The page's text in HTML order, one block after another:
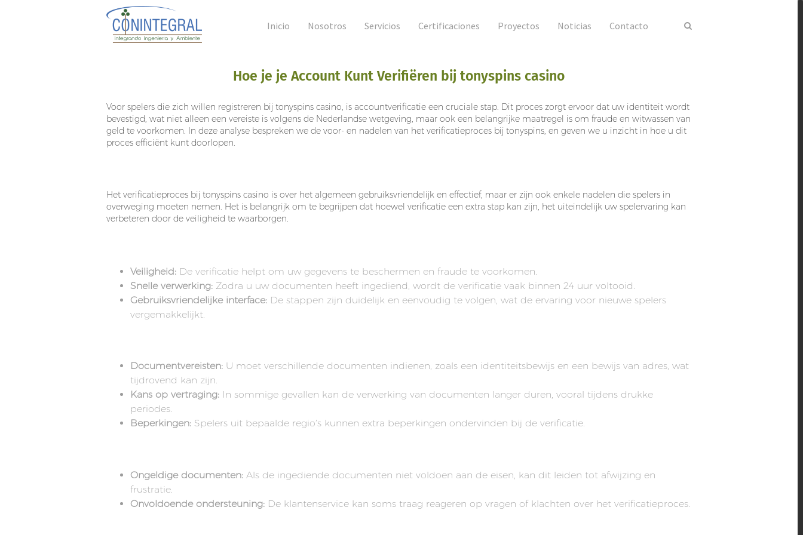
Inicio Nosotros Servicios Certificaciones Proyectos Noticias Contacto
Hoe je je Account Kunt Verifiëren bij tonyspins casino
Voor spelers die zich willen registreren bij tonyspinscasino, is accountverificatie een cruciale stap. Dit proces zorgt ervoor dat uw identiteit wordt
bevestigd, wat niet alleen een vereiste is volgens de Nederlandse wetgeving, maar ook een belangrijke maatregel is om fraude en witwassen van
geld te voorkomen. In deze analyse bespreken we de voor- en nadelen van het verificatieproces bij tonyspins, en geven we u inzicht in hoe u dit
proces efficiënt kunt doorlopen.
Het verificatieproces bij tonyspins casino is over het algemeen gebruiksvriendelijk en effectief, maar er zijn ook enkele nadelen die spelers in
overweging moeten nemen. Het is belangrijk om te begrijpen dat hoewel verificatie een extra stap kan zijn, het uiteindelijk uw spelervaring kan
verbeteren door de veiligheid te waarborgen.
Veiligheid:De verificatie helpt om uw gegevens te beschermen en fraude te voorkomen.
Snelle verwerking:Zodra u uw documenten heeft ingediend, wordt de verificatie vaak binnen 24 uur voltooid.
Gebruiksvriendelijke interface:De stappen zijn duidelijk en eenvoudig te volgen, wat de ervaring voor nieuwe spelers
vergemakkelijkt.
Documentvereisten:U moet verschillende documenten indienen, zoals een identiteitsbewijs en een bewijs van adres, wat
tijdrovend kan zijn.
Kans op vertraging:In sommige gevallen kan de verwerking van documenten langer duren, vooral tijdens drukke
periodes.
Beperkingen:Spelers uit bepaalde regio’s kunnen extra beperkingen ondervinden bij de verificatie.
Ongeldige documenten:Als de ingediende documenten niet voldoen aan de eisen, kan dit leiden tot afwijzing en
frustratie.
Onvoldoende ondersteuning:De klantenservice kan soms traag reageren op vragen of klachten over het verificatieproces.